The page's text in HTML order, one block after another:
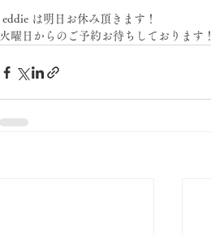
eddie は明日お休み頂きます！
火曜日からのご予約お待ちしております！